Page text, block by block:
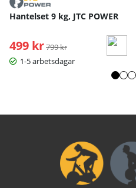
Hantelset 9 kg, JTC POWER
499 krOrdinarie pris:
799 kr
1-5 arbetsdagar